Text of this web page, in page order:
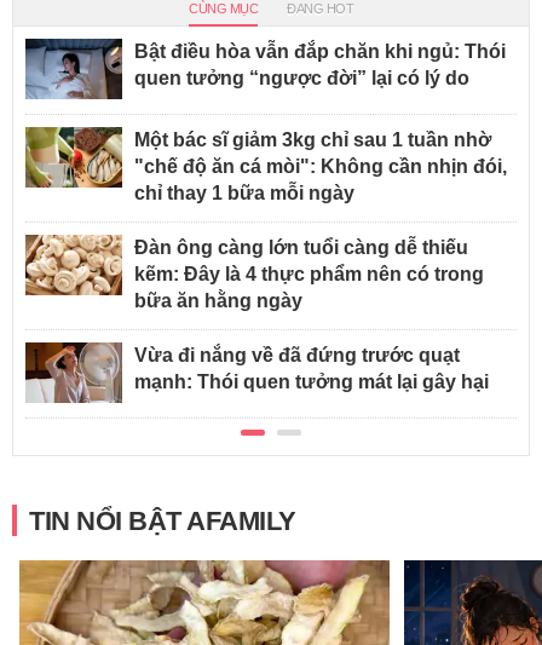
CÙNG MỤC ĐANG HOT
Bật điều hòa vẫn đắp chăn khi ngủ: Thói
quen tưởng “ngược đời” lại có lý do
Một bác sĩ giảm 3kg chỉ sau 1 tuần nhờ
"chế độ ăn cá mòi": Không cần nhịn đói,
chỉ thay 1 bữa mỗi ngày
Đàn ông càng lớn tuổi càng dễ thiếu
kẽm: Đây là 4 thực phẩm nên có trong
bữa ăn hằng ngày
Vừa đi nắng về đã đứng trước quạt
mạnh: Thói quen tưởng mát lại gây hại
TIN NỔI BẬT AFAMILY